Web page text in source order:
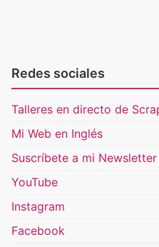
Redes sociales
Talleres en directo de
Mi Web en Inglés
Suscríbete a mi Newsletter
YouTube
Instagram
Facebook